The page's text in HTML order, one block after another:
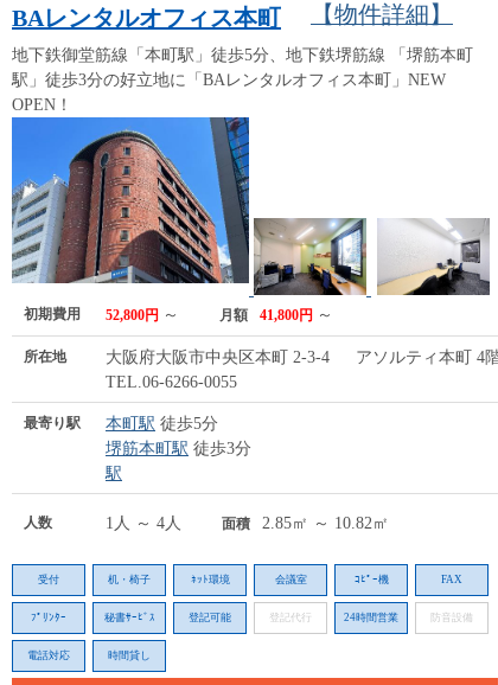
BAレンタルオフィス本町 【物件詳細】
地下鉄御堂筋線「本町駅」徒歩5分、地下鉄堺筋線 「堺筋本町
駅」徒歩3分の好立地に「BAレンタルオフィス本町」NEW
OPEN！
初期費用 52,800円 ～ 月額 41,800円 ～
所在地
大阪府大阪市中央区本町 2-3-4 アソルティ本町 4階
TEL.06-6266-0055
最寄り駅 本町駅 徒歩5分
堺筋本町駅 徒歩3分
駅
人数 1人 ～ 4人 面積 2.85㎡ ～ 10.82㎡
受付 机・椅子 ﾈｯﾄ環境 会議室 ｺﾋﾟｰ機 FAX
ﾌﾟﾘﾝﾀｰ 秘書ｻｰﾋﾞｽ 登記可能 登記代行 24時間営業 防音設備
電話対応 時間貸し